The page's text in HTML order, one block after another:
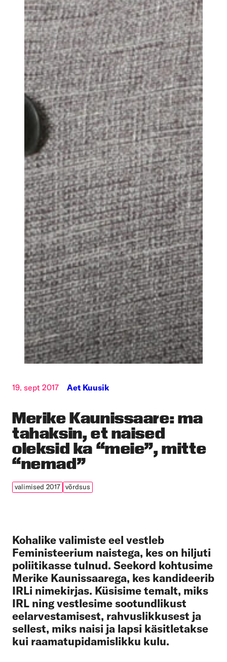
Merike Kaunissaare: ma
tahaksin, et naised
oleksid ka “meie”, mitte
“nemad”
19. sept 2017 Aet Kuusik
valimised 2017 võrdsus
Kohalike valimiste eel vestleb
Feministeerium naistega, kes on hiljuti
poliitikasse tulnud. Seekord kohtusime
Merike Kaunissaarega, kes kandideerib
IRLi nimekirjas. Küsisime temalt, miks
IRL ning vestlesime sootundlikust
eelarvestamisest, rahvuslikkusest ja
sellest, miks naisi ja lapsi käsitletakse
kui raamatupidamislikku kulu.